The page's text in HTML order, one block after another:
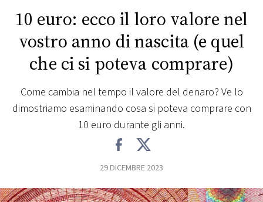
RADIO
WEB
RADIO
PLAYLIST
CONCORSI
10 euro: ecco il loro valore nel
vostro anno di nascita (e quel
che ci si poteva comprare)
Come cambia nel tempo il valore del denaro? Ve lo
dimostriamo esaminando cosa si poteva comprare con
10 euro durante gli anni.
29 DICEMBRE 2023